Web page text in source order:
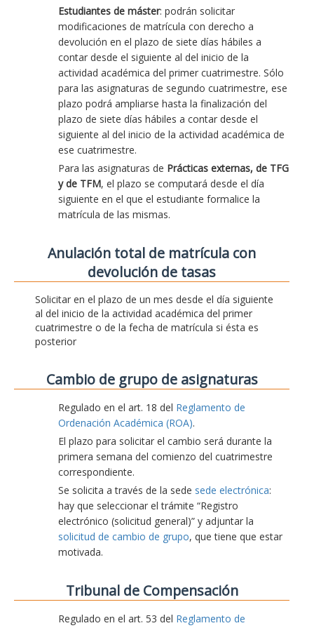
Estudiantes de máster: podrán solicitar
modificaciones de matrícula con derecho a
devolución en el plazo de siete días hábiles a
contar desde el siguiente al del inicio de la
actividad académica del primer cuatrimestre. Sólo
para las asignaturas de segundo cuatrimestre, ese
plazo podrá ampliarse hasta la finalización del
plazo de siete días hábiles a contar desde el
siguiente al del inicio de la actividad académica de
ese cuatrimestre.
Para las asignaturas de Prácticas externas, de TFG
y de TFM, el plazo se computará desde el día
siguiente en el que el estudiante formalice la
matrícula de las mismas.
Anulación total de matrícula con
devolución de tasas
Solicitar en el plazo de un mes desde el día siguiente
al del inicio de la actividad académica del primer
cuatrimestre o de la fecha de matrícula si ésta es
posterior
Cambio de grupo de asignaturas
Regulado en el art. 18 del Reglamento de
Ordenación Académica (ROA).
El plazo para solicitar el cambio será durante la
primera semana del comienzo del cuatrimestre
correspondiente.
Se solicita a través de la sede sede electrónica:
hay que seleccionar el trámite “Registro
electrónico (solicitud general)” y adjuntar la
solicitud de cambio de grupo, que tiene que estar
motivada.
Tribunal de Compensación
Regulado en el art. 53 del Reglamento de